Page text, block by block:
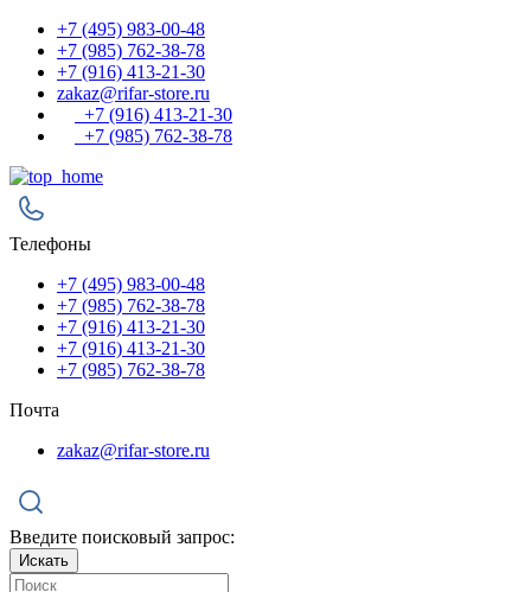
+7 (495) 983-00-48
+7 (985) 762-38-78
+7 (916) 413-21-30
zakaz@rifar-store.ru
+7 (916) 413-21-30
+7 (985) 762-38-78
Телефоны
+7 (495) 983-00-48
+7 (985) 762-38-78
+7 (916) 413-21-30
+7 (916) 413-21-30
+7 (985) 762-38-78
Почта
zakaz@rifar-store.ru
Введите поисковый запрос:
Искать